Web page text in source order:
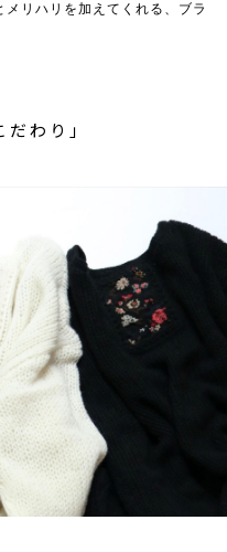
リハリを加えてくれる、ブラ
だわり」